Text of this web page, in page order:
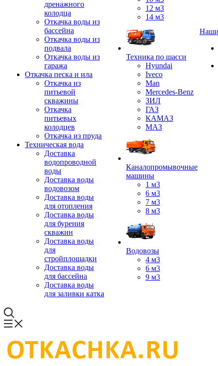
дренажного
колодца
Откачка воды из
бассейна
Откачка воды из
подвала
Откачка воды из
гаража
Откачка песка и ила
Откачка из
питьевой
скважины
Откачка
питьевых
колодцев
Откачка из пруда
Техническая вода
Доставка
водопроводной
воды
Доставка воды
водовозом
Доставка воды
для отопления
Доставка воды
для бурения
скважин
Доставка воды
для
стройплощадки
Доставка воды
для бассейна
Доставка воды
для заливки катка
12 м3
14 м3
Техника по шасси
Hyundai
Iveco
Man
Mercedes-Benz
ЗИЛ
ГАЗ
КАМАЗ
МАЗ
Каналопромывочные
машины
1 м3
6 м3
7 м3
8 м3
Водовозы
4 м3
6 м3
9 м3